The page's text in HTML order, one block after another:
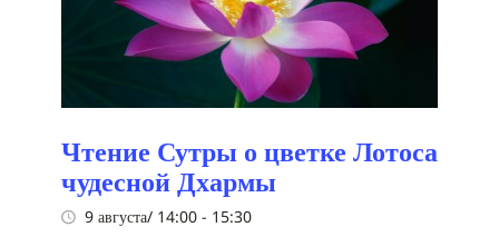
Чтение Сутры о цветке Лотоса
чудесной Дхармы
9 августа/ 14:00 - 15:30